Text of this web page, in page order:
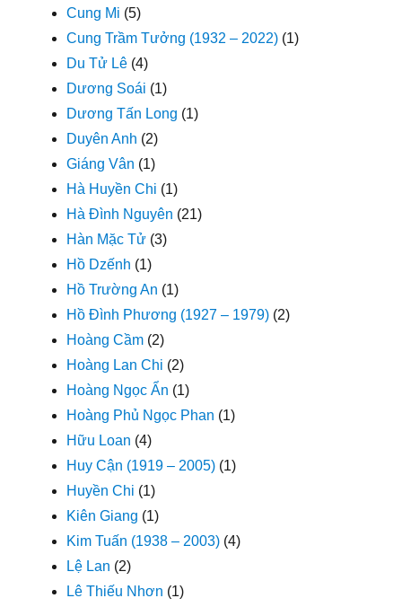
Cung Mi (5)
Cung Trầm Tưởng (1932 – 2022) (1)
Du Tử Lê (4)
Dương Soái (1)
Dương Tấn Long (1)
Duyên Anh (2)
Giáng Vân (1)
Hà Huyền Chi (1)
Hà Đình Nguyên (21)
Hàn Mặc Tử (3)
Hồ Dzếnh (1)
Hồ Trường An (1)
Hồ Đình Phương (1927 – 1979) (2)
Hoàng Cầm (2)
Hoàng Lan Chi (2)
Hoàng Ngọc Ẩn (1)
Hoàng Phủ Ngọc Phan (1)
Hữu Loan (4)
Huy Cận (1919 – 2005) (1)
Huyền Chi (1)
Kiên Giang (1)
Kim Tuấn (1938 – 2003) (4)
Lệ Lan (2)
Lê Thiếu Nhơn (1)